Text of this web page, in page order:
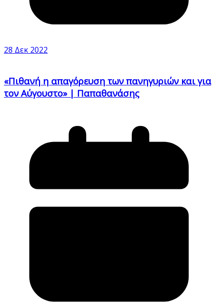
28 Δεκ 2022
«Πιθανή η απαγόρευση των πανηγυριών και για
τον Αύγουστο» | Παπαθανάσης